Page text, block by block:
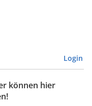
Login
können hier